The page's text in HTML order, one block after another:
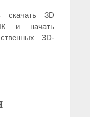
скачать 3D
и начать
3D-